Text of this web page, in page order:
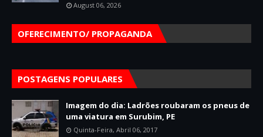
August 06, 2026
OFERECIMENTO/ PROPAGANDA
POSTAGENS POPULARES
Imagem do dia: Ladrões roubaram os pneus de
uma viatura em Surubim, PE
Quinta-Feira, Abril 06, 2017